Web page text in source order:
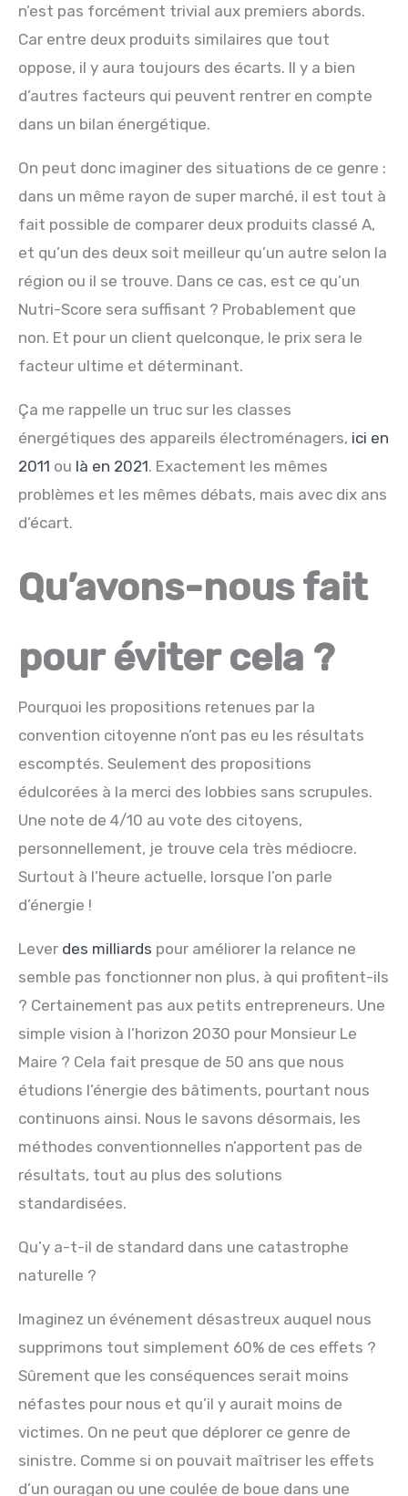
n’est pas forcément trivial aux premiers abords.
Car entre deux produits similaires que tout
oppose, il y aura toujours des écarts. Il y a bien
d’autres facteurs qui peuvent rentrer en compte
dans un bilan énergétique.
On peut donc imaginer des situations de ce genre :
dans un même rayon de super marché, il est tout à
fait possible de comparer deux produits classé A,
et qu’un des deux soit meilleur qu’un autre selon la
région ou il se trouve. Dans ce cas, est ce qu’un
Nutri-Score sera suffisant ? Probablement que
non. Et pour un client quelconque, le prix sera le
facteur ultime et déterminant.
Ça me rappelle un truc sur les classes
énergétiques des appareils électroménagers, ici en
2011 ou là en 2021. Exactement les mêmes
problèmes et les mêmes débats, mais avec dix ans
d’écart.
Qu’avons-nous fait
pour éviter cela ?
Pourquoi les propositions retenues par la
convention citoyenne n’ont pas eu les résultats
escomptés. Seulement des propositions
édulcorées à la merci des lobbies sans scrupules.
Une note de 4/10 au vote des citoyens,
personnellement, je trouve cela très médiocre.
Surtout à l’heure actuelle, lorsque l’on parle
d’énergie !
Lever des milliards pour améliorer la relance ne
semble pas fonctionner non plus, à qui profitent-ils
? Certainement pas aux petits entrepreneurs. Une
simple vision à l’horizon 2030 pour Monsieur Le
Maire ? Cela fait presque de 50 ans que nous
étudions l’énergie des bâtiments, pourtant nous
continuons ainsi. Nous le savons désormais, les
méthodes conventionnelles n’apportent pas de
résultats, tout au plus des solutions
standardisées.
Qu’y a-t-il de standard dans une catastrophe
naturelle ?
Imaginez un événement désastreux auquel nous
supprimons tout simplement 60% de ces effets ?
Sûrement que les conséquences serait moins
néfastes pour nous et qu’il y aurait moins de
victimes. On ne peut que déplorer ce genre de
sinistre. Comme si on pouvait maîtriser les effets
d’un ouragan ou une coulée de boue dans une